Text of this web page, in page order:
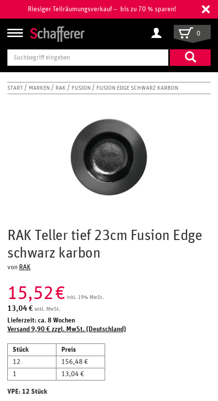
Riesiger Teilräumungsverkauf – bis zu 70 % sparen!
Suchbegriff
eingeben
0
START MARKEN RAK FUSION FUSION EDGE SCHWARZ KARBON
RAK Teller tief 23cm Fusion Edge
schwarz karbon
von RAK
15,52€ inkl. 19% MwSt.
13,04€ exkl. MwSt.
Lieferzeit: ca. 8 Wochen
Versand 9,90 € zzgl. MwSt. (Deutschland)
Stück
Preis
12
156,48 €
1
13,04 €
VPE: 12 Stück